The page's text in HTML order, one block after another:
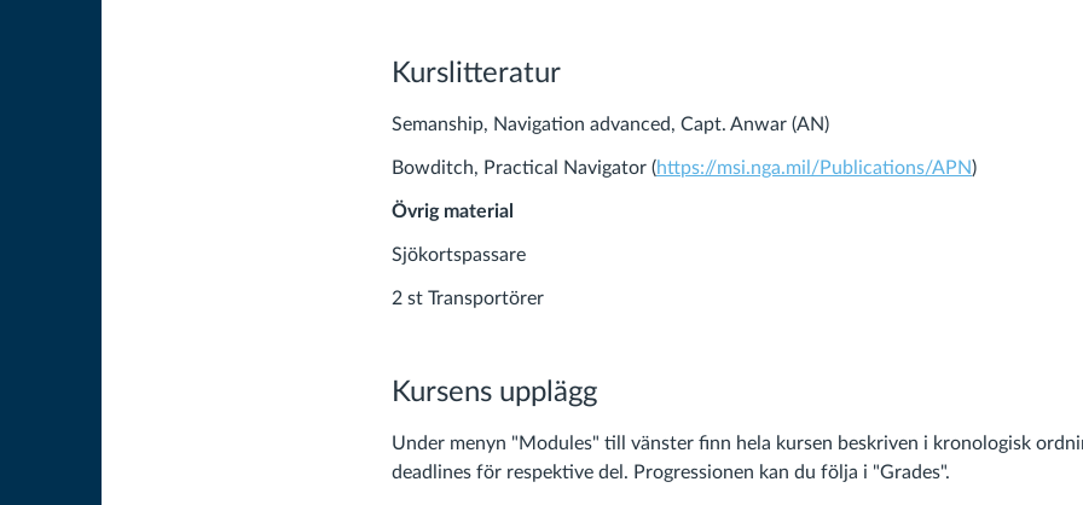
Kurslitteratur
Semanship, Navigation advanced, Capt. Anwar (AN)
Bowditch, Practical Navigator (https://msi.nga.mil/Publications/APN)
Övrig material
Sjökortspassare
2 st Transportörer
Kursens upplägg
Under menyn "Modules" till vänster finn hela kursen beskriven i kronologisk
deadlines för respektive del. Progressionen kan du följa i "Grades".